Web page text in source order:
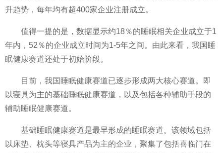
升趋势，每年均有超400家企业注册成立。
值得一提的是，数据显示约18％的睡眠相关企业成立于1
年内，52％的企业成立时间为1-5年之间。由此来看，我国睡
眠健康赛道还处于初始阶段。
目前，我国睡眠健康赛道已逐步形成两大核心赛道。即
以寝具为主的基础睡眠健康赛道，以及包括各种辅助手段的
辅助睡眠健康赛道。
基础睡眠健康赛道是最早形成的睡眠赛道。该领域包括
以床垫、枕头等寝具产品为主的企业，聚集了包括喜临门在